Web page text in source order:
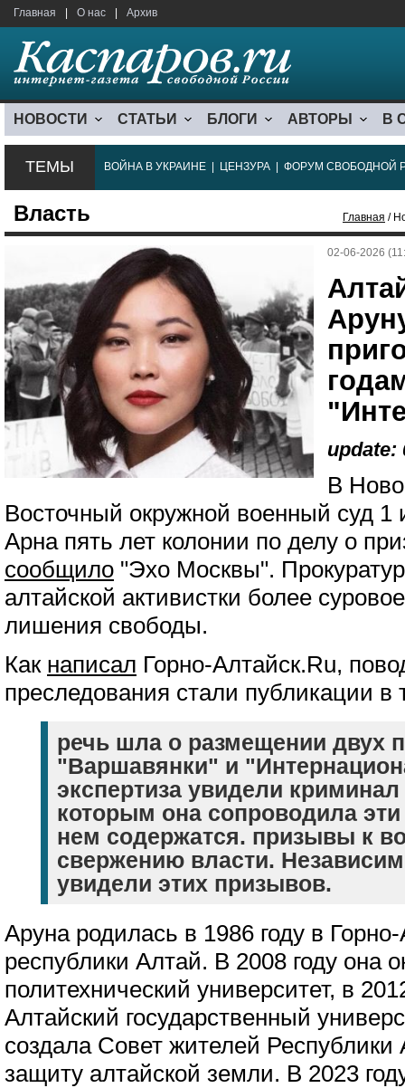
Главная О нас Архив
НОВОСТИ СТАТЬИ БЛОГИ АВТОРЫ В
ТЕМЫ ВОЙНА В УКРАИНЕ ЦЕНЗУРА ФОРУМ СВОБОДНОЙ
Власть Главная /
02-06-2026
update:
В
Восточный окружной военный суд 1
Арна пять лет колонии по делу о
сообщило "Эхо Москвы".
алтайской активистки более
лишения свободы.
Как написал Горно-Алтайск.Ru,
преследования стали публикации в
речь шла о размещении двух
"Варшавянки" и
экспертиза увидели
которым она сопроводила
нем содержатся. призывы к
свержению власти.
увидели этих призывов.
Аруна родилась в 1986 году в
республики Алтай. В 2008 году она
политехнический университет, в
Алтайский государственный
создала Совет жителей Республики
защиту алтайской земли. В 2023